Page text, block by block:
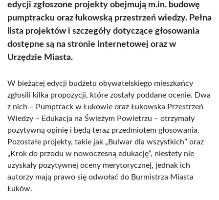
edycji zgłoszone projekty obejmują m.in. budowę
pumptracku oraz łukowską przestrzeń wiedzy. Pełna
lista projektów i szczegóły dotyczące głosowania
dostępne są na stronie internetowej oraz w
Urzędzie Miasta.
W bieżącej edycji budżetu obywatelskiego mieszkańcy
zgłosili kilka propozycji, które zostały poddane ocenie. Dwa
z nich – Pumptrack w Łukowie oraz Łukowska Przestrzeń
Wiedzy – Edukacja na Świeżym Powietrzu – otrzymały
pozytywną opinię i będą teraz przedmiotem głosowania.
Pozostałe projekty, takie jak „Bulwar dla wszystkich” oraz
„Krok do przodu w nowoczesną edukację”, niestety nie
uzyskały pozytywnej oceny merytorycznej, jednak ich
autorzy mają prawo się odwołać do Burmistrza Miasta
Łuków.